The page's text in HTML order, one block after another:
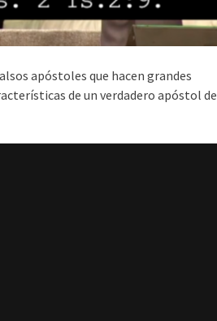
apóstoles que hacen grandes
de un verdadero apóstol de